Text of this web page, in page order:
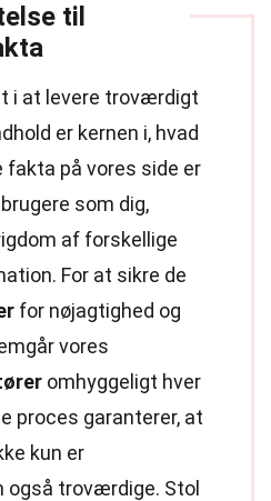
til
i at levere troværdigt
er kernen i, hvad
fakta på vores side er
som dig,
af forskellige
For at sikre de
for nøjagtighed og
vores
omhyggeligt hver
proces garanterer, at
kun er
også troværdige. Stol